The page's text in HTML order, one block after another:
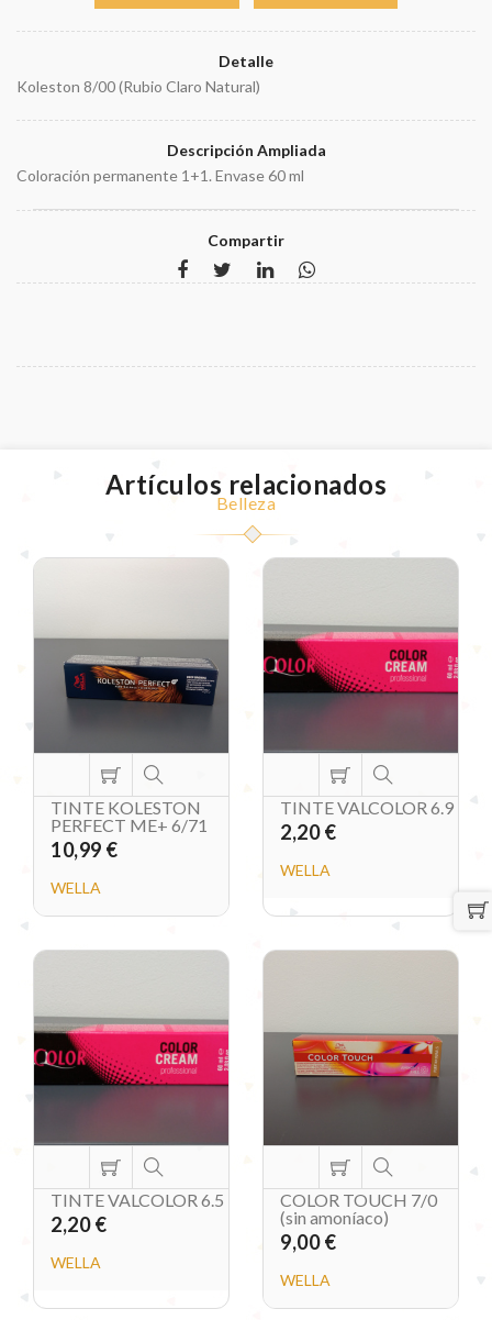
Detalle
Koleston 8/00 (Rubio Claro Natural)
Descripción Ampliada
Coloración permanente 1+1. Envase 60 ml
Compartir
Artículos relacionados
Belleza
TINTE KOLESTON
PERFECT ME+ 6/71
10,99 €
WELLA
TINTE VALCOLOR 6.9
2,20 €
WELLA
TINTE VALCOLOR 6.5
2,20 €
WELLA
COLOR TOUCH 7/0
(sin amoníaco)
9,00 €
WELLA